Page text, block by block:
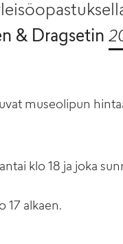
& Dragsetin
museolipun
klo 18 ja joka
17 alkaen.